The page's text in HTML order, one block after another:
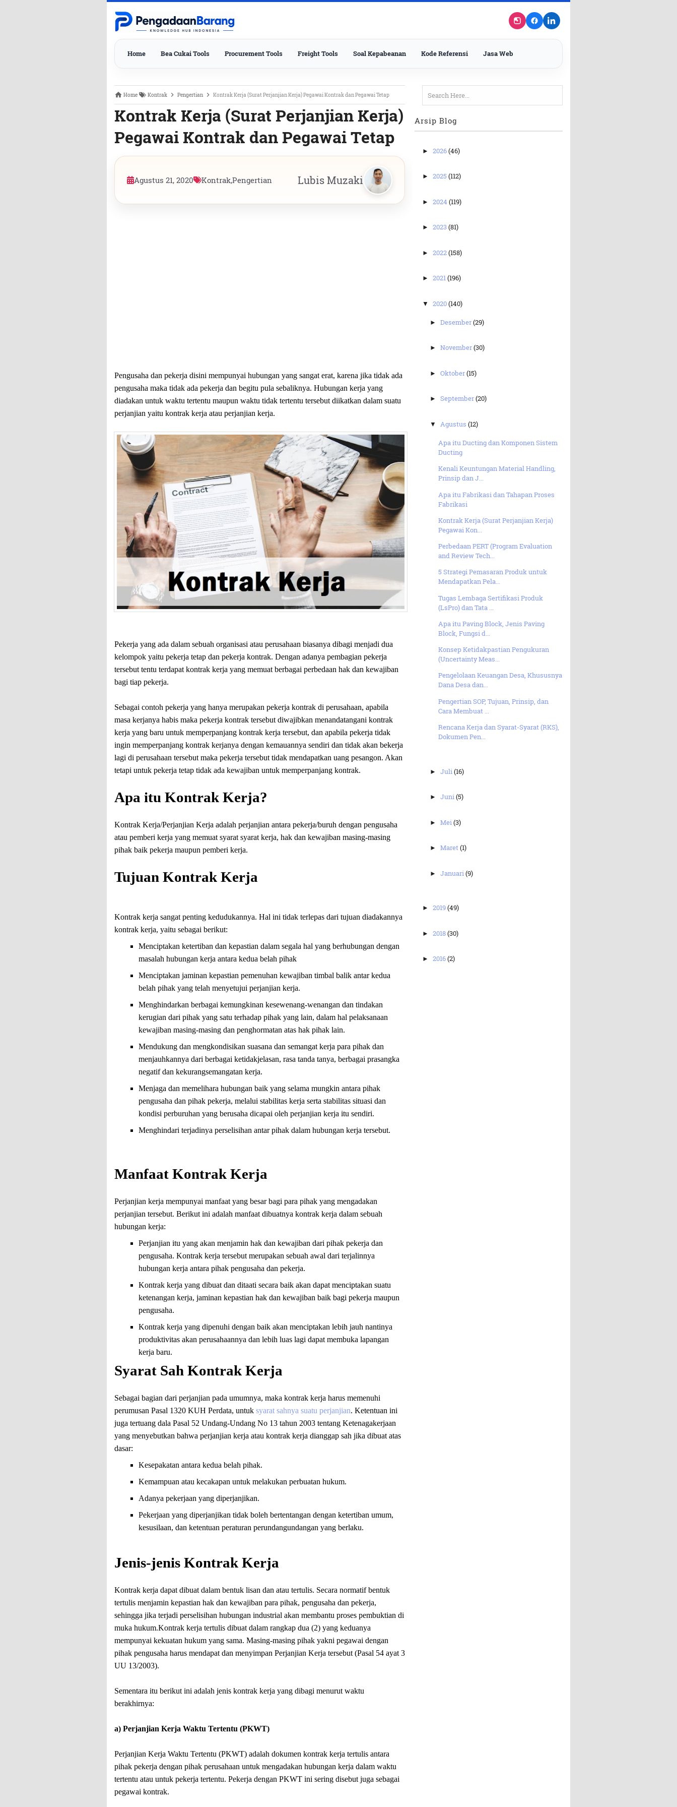
Home Bea Cukai Tools Procurement Tools Freight Tools Soal Kepabeanan Kode Referensi Jasa Web
Home Kontrak Pengertian Kontrak Kerja (Surat Perjanjian Kerja) Pegawai Kontrak dan Pegawai Tetap
Kontrak Kerja (Surat Perjanjian Kerja)
Pegawai Kontrak dan Pegawai Tetap
Agustus 21, 2020 Kontrak,Pengertian Lubis Muzaki
Pengusaha dan pekerja disini mempunyai hubungan yang sangat erat, karena jika tidak ada
pengusaha maka tidak ada pekerja dan begitu pula sebaliknya. Hubungan kerja yang
diadakan untuk waktu tertentu maupun waktu tidak tertentu tersebut diikatkan dalam suatu
perjanjian yaitu kontrak kerja atau perjanjian kerja.
Pekerja yang ada dalam sebuah organisasi atau perusahaan biasanya dibagi menjadi dua
kelompok yaitu pekerja tetap dan pekerja kontrak. Dengan adanya pembagian pekerja
tersebut tentu terdapat kontrak kerja yang memuat berbagai perbedaan hak dan kewajiban
bagi tiap pekerja.
Sebagai contoh pekerja yang hanya merupakan pekerja kontrak di perusahaan, apabila
masa kerjanya habis maka pekerja kontrak tersebut diwajibkan menandatangani kontrak
kerja yang baru untuk memperpanjang kontrak kerja tersebut, dan apabila pekerja tidak
ingin memperpanjang kontrak kerjanya dengan kemauannya sendiri dan tidak akan bekerja
lagi di perusahaan tersebut maka pekerja tersebut tidak mendapatkan uang pesangon. Akan
tetapi untuk pekerja tetap tidak ada kewajiban untuk memperpanjang kontrak.
Apa itu Kontrak Kerja?
Kontrak Kerja/Perjanjian Kerja adalah perjanjian antara pekerja/buruh dengan pengusaha
atau pemberi kerja yang memuat syarat syarat kerja, hak dan kewajiban masing-masing
pihak baik pekerja maupun pemberi kerja.
Tujuan Kontrak Kerja
Kontrak kerja sangat penting kedudukannya. Hal ini tidak terlepas dari tujuan diadakannya
kontrak kerja, yaitu sebagai berikut:
Menciptakan ketertiban dan kepastian dalam segala hal yang berhubungan dengan
masalah hubungan kerja antara kedua belah pihak
Menciptakan jaminan kepastian pemenuhan kewajiban timbal balik antar kedua
belah pihak yang telah menyetujui perjanjian kerja.
Menghindarkan berbagai kemungkinan kesewenang-wenangan dan tindakan
kerugian dari pihak yang satu terhadap pihak yang lain, dalam hal pelaksanaan
kewajiban masing-masing dan penghormatan atas hak pihak lain.
Mendukung dan mengkondisikan suasana dan semangat kerja para pihak dan
menjauhkannya dari berbagai ketidakjelasan, rasa tanda tanya, berbagai prasangka
negatif dan kekurangsemangatan kerja.
Menjaga dan memelihara hubungan baik yang selama mungkin antara pihak
pengusaha dan pihak pekerja, melalui stabilitas kerja serta stabilitas situasi dan
kondisi perburuhan yang berusaha dicapai oleh perjanjian kerja itu sendiri.
Menghindari terjadinya perselisihan antar pihak dalam hubungan kerja tersebut.
Manfaat Kontrak Kerja
Perjanjian kerja mempunyai manfaat yang besar bagi para pihak yang mengadakan
perjanjian tersebut. Berikut ini adalah manfaat dibuatnya kontrak kerja dalam sebuah
hubungan kerja:
Perjanjian itu yang akan menjamin hak dan kewajiban dari pihak pekerja dan
pengusaha. Kontrak kerja tersebut merupakan sebuah awal dari terjalinnya
hubungan kerja antara pihak pengusaha dan pekerja.
Kontrak kerja yang dibuat dan ditaati secara baik akan dapat menciptakan suatu
ketenangan kerja, jaminan kepastian hak dan kewajiban baik bagi pekerja maupun
pengusaha.
Kontrak kerja yang dipenuhi dengan baik akan menciptakan lebih jauh nantinya
produktivitas akan perusahaannya dan lebih luas lagi dapat membuka lapangan
kerja baru.
Syarat Sah Kontrak Kerja
Sebagai bagian dari perjanjian pada umumnya, maka kontrak kerja harus memenuhi
perumusan Pasal 1320 KUH Perdata, untuk syarat sahnya suatu perjanjian. Ketentuan ini
juga tertuang dala Pasal 52 Undang-Undang No 13 tahun 2003 tentang Ketenagakerjaan
yang menyebutkan bahwa perjanjian kerja atau kontrak kerja dianggap sah jika dibuat atas
dasar:
Kesepakatan antara kedua belah pihak.
Kemampuan atau kecakapan untuk melakukan perbuatan hukum.
Adanya pekerjaan yang diperjanjikan.
Pekerjaan yang diperjanjikan tidak boleh bertentangan dengan ketertiban umum,
kesusilaan, dan ketentuan peraturan perundangundangan yang berlaku.
Jenis-jenis Kontrak Kerja
Kontrak kerja dapat dibuat dalam bentuk lisan dan atau tertulis. Secara normatif bentuk
tertulis menjamin kepastian hak dan kewajiban para pihak, pengusaha dan pekerja,
sehingga jika terjadi perselisihan hubungan industrial akan membantu proses pembuktian di
muka hukum.Kontrak kerja tertulis dibuat dalam rangkap dua (2) yang keduanya
mempunyai kekuatan hukum yang sama. Masing-masing pihak yakni pegawai dengan
pihak pengusaha harus mendapat dan menyimpan Perjanjian Kerja tersebut (Pasal 54 ayat 3
UU 13/2003).
Sementara itu berikut ini adalah jenis kontrak kerja yang dibagi menurut waktu
berakhirnya:
a) Perjanjian Kerja Waktu Tertentu (PKWT)
Perjanjian Kerja Waktu Tertentu (PKWT) adalah dokumen kontrak kerja tertulis antara
pihak pekerja dengan pihak perusahaan untuk mengadakan hubungan kerja dalam waktu
tertentu atau untuk pekerja tertentu. Pekerja dengan PKWT ini sering disebut juga sebagai
pegawai kontrak.
Arsip Blog
► 2026(46)
► 2025 (112)
► 2024 (119)
► 2023(81)
► 2022(158)
► 2021(196)
▼ 2020(140)
►Desember(29)
►November(30)
►Oktober(15)
►September(20)
▼ Agustus(12)
Apa itu Ducting dan Komponen Sistem
Ducting
Kenali Keuntungan Material Handling,
Prinsip dan J...
Apa itu Fabrikasi dan Tahapan Proses
Fabrikasi
Kontrak Kerja (Surat Perjanjian Kerja)
Pegawai Kon...
Perbedaan PERT (Program Evaluation
and Review Tech...
5 Strategi Pemasaran Produk untuk
Mendapatkan Pela...
Tugas Lembaga Sertifikasi Produk
(LsPro) dan Tata ...
Apa itu Paving Block, Jenis Paving
Block, Fungsi d...
Konsep Ketidakpastian Pengukuran
(Uncertainty Meas...
Pengelolaan Keuangan Desa, Khususnya
Dana Desa dan...
Pengertian SOP, Tujuan, Prinsip, dan
Cara Membuat ...
Rencana Kerja dan Syarat-Syarat (RKS),
Dokumen Pen...
►Juli(16)
►Juni(5)
►Mei(3)
►Maret(1)
►Januari(9)
► 2019(49)
► 2018(30)
► 2016(2)